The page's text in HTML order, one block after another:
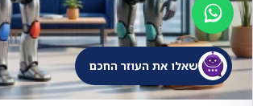
שאלו את העוזר החכם